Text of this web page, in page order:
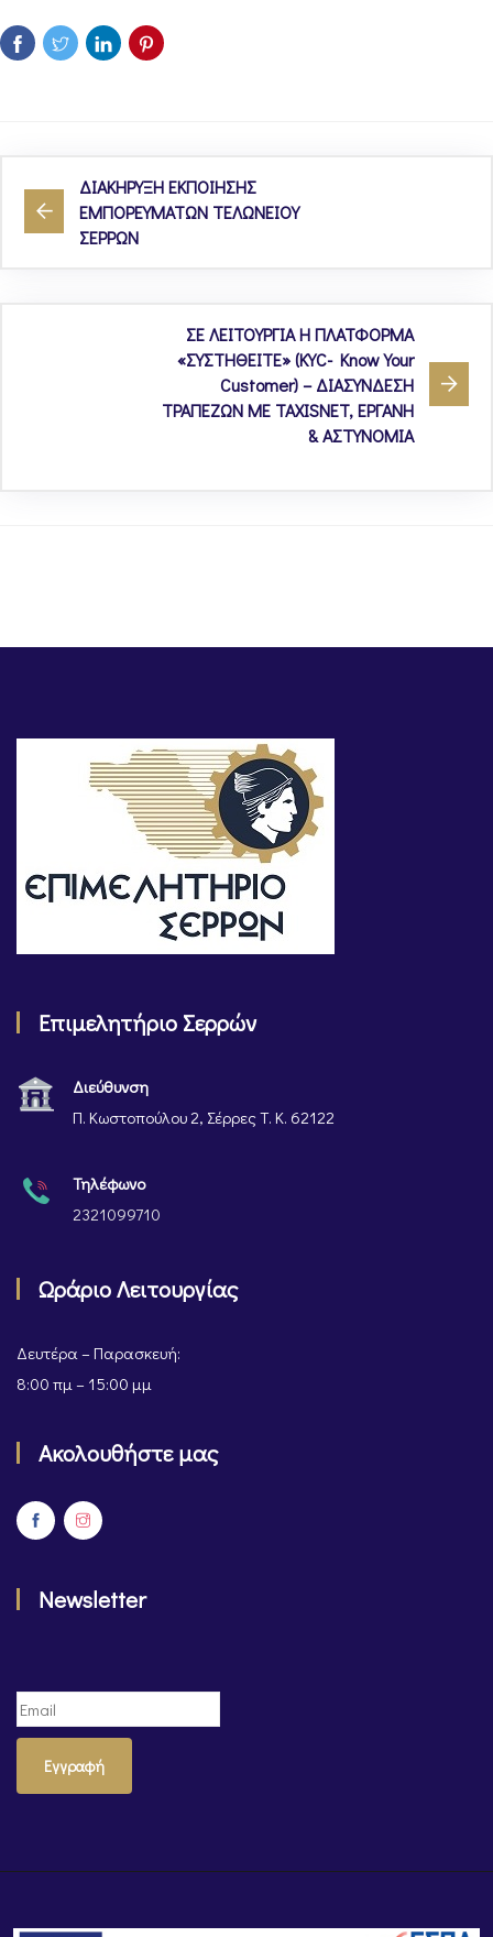
ΔΙΑΚΗΡΥΞΗ ΕΚΠΟΙΗΣΗΣ
ΕΜΠΟΡΕΥΜΑΤΩΝ ΤΕΛΩΝΕΙΟΥ
ΣΕΡΡΩΝ
ΣΕ ΛΕΙΤΟΥΡΓΙΑ Η ΠΛΑΤΦΟΡΜΑ
«ΣΥΣΤΗΘΕΙΤΕ» (KYC- Know Your
Customer) – ΔΙΑΣΥΝΔΕΣΗ
ΤΡΑΠΕΖΩΝ ΜΕ TAXISNET, ΕΡΓΑΝΗ
& ΑΣΤΥΝΟΜΙΑ
Επιμελητήριο Σερρών
Διεύθυνση
Π. Κωστοπούλου 2, Σέρρες Τ. Κ. 62122
Τηλέφωνο
2321099710
Ωράριο Λειτουργίας
Δευτέρα – Παρασκευή:
8:00 πμ – 15:00 μμ
Ακολουθήστε μας
Newsletter
Εγγραφή